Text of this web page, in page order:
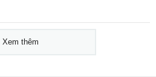
Xem thêm